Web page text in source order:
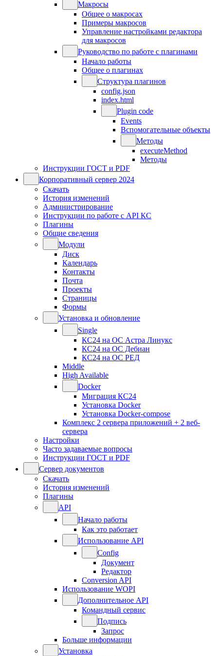
Макросы
Общее о макросах
Примеры макросов
Управление настройками редактора
для макросов
Руководство по работе с плагинами
Начало работы
Общее о плагинах
Структура плагинов
config.json
index.html
Plugin code
Events
Вспомогательные объекты
Методы
executeMethod
Методы
Инструкции ГОСТ и PDF
Корпоративный сервер 2024
Скачать
История изменений
Администрирование
Инструкции по работе с API КС
Плагины
Общие сведения
Модули
Диск
Календарь
Контакты
Почта
Проекты
Страницы
Формы
Установка и обновление
Single
КС24 на ОС Астра Линукс
КС24 на ОС Дебиан
КС24 на ОС РЕД
Middle
High Available
Docker
Миграция КС24
Установка Docker
Установка Docker-compose
Комплекс 2 сервера приложений + 2 веб-
сервера
Настройки
Часто задаваемые вопросы
Инструкции ГОСТ и PDF
Сервер документов
Скачать
История изменений
Плагины
API
Начало работы
Как это работает
Использование API
Config
Документ
Редактор
Conversion API
Использование WOPI
Дополнительное API
Командный сервис
Подпись
Запрос
Больше информации
Установка